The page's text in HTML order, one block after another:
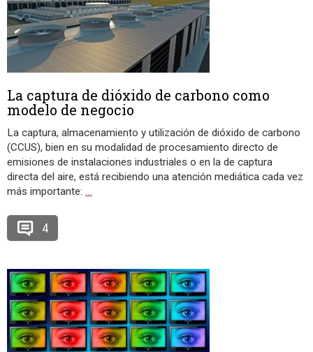
La captura de dióxido de carbono como
modelo de negocio
La captura, almacenamiento y utilización de dióxido de carbono
(CCUS), bien en su modalidad de procesamiento directo de
emisiones de instalaciones industriales o en la de captura
directa del aire, está recibiendo una atención mediática cada vez
más importante: …
4